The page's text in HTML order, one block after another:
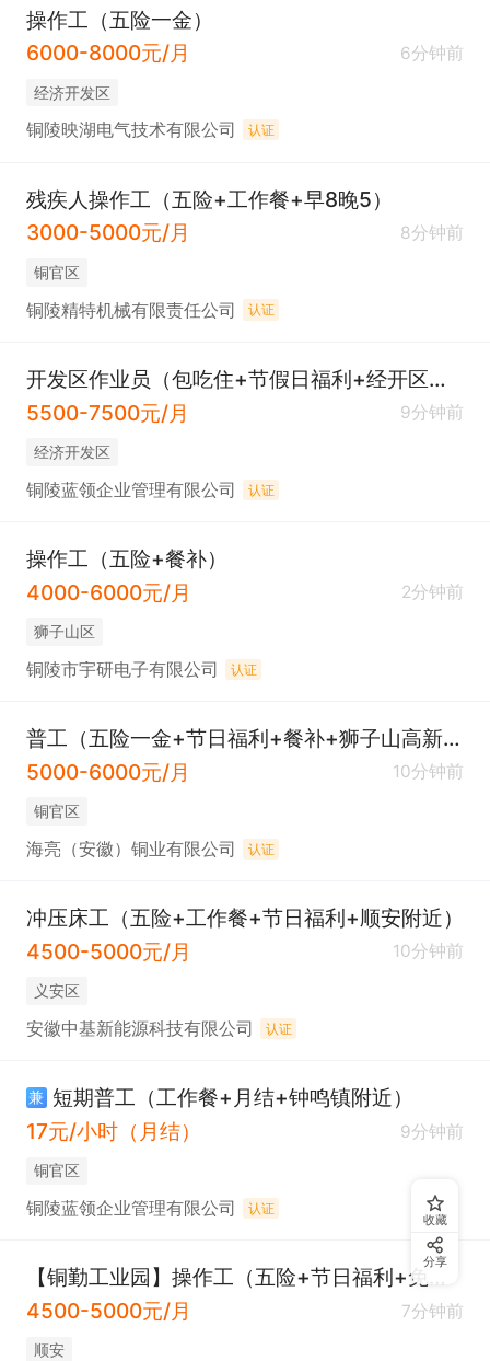
操作工（五险一金）
6000-8000元/月
6分钟前
经济开发区
铜陵映湖电气技术有限公司 认证
残疾人操作工（五险+工作餐+早8晚5）
3000-5000元/月
8分钟前
铜官区
铜陵精特机械有限责任公司 认证
开发区作业员（包吃住+节假日福利+经开区附近）
5500-7500元/月
9分钟前
经济开发区
铜陵蓝领企业管理有限公司 认证
操作工（五险+餐补）
4000-6000元/月
2分钟前
狮子山区
铜陵市宇研电子有限公司 认证
普工（五险一金+节日福利+餐补+狮子山高新区）
5000-6000元/月
10分钟前
铜官区
海亮（安徽）铜业有限公司 认证
冲压床工（五险+工作餐+节日福利+顺安附近）
4500-5000元/月
10分钟前
义安区
安徽中基新能源科技有限公司 认证
兼 短期普工（工作餐+月结+钟鸣镇附近）
17元/小时（月结）
9分钟前
铜官区
铜陵蓝领企业管理有限公司 认证
【铜勤工业园】操作工（五险+节日福利+免费培训）
4500-5000元/月
7分钟前
顺安
收藏
分享